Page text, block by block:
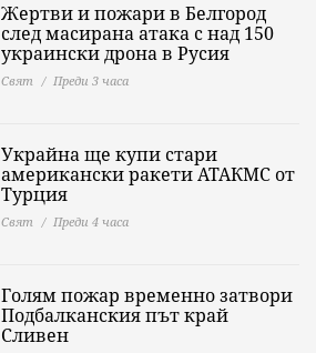
Жертви и пожари в Белгород
след масирана атака с над 150
украински дрона в Русия
Свят Преди 3 часа
Украйна ще купи стари
американски ракети АТАКМС от
Турция
Свят Преди 4 часа
Голям пожар временно затвори
Подбалканския път край
Сливен